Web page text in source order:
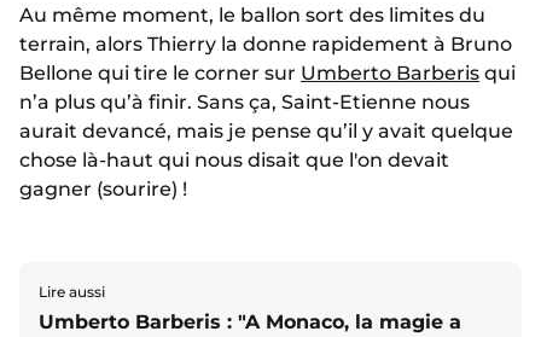
Au même moment, le ballon sort des limites du
terrain, alors Thierry la donne rapidement à Bruno
Bellone qui tire le corner sur Umberto Barberis qui
n’a plus qu’à finir. Sans ça, Saint-Etienne nous
aurait devancé, mais je pense qu’il y avait quelque
chose là-haut qui nous disait que l'on devait
gagner (sourire) !
Lire aussi
Umberto Barberis : "A Monaco, la magie a